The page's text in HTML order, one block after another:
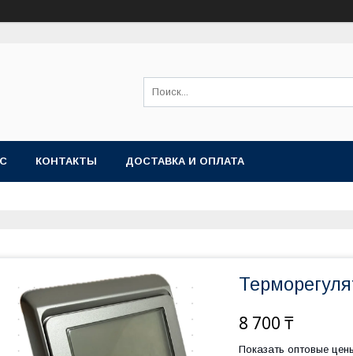
КОНТАКТЫ ДОСТАВКА И ОПЛАТА
8 700 ₸
Показать оптовые